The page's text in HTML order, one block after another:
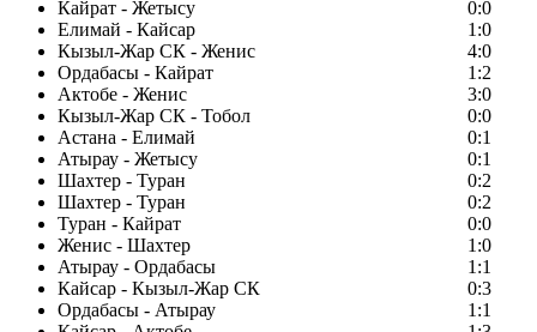
Кайрат - Жетысу
0:0
Елимай - Кайсар
1:0
Кызыл-Жар СК - Женис
4:0
Ордабасы - Кайрат
1:2
Актобе - Женис
3:0
Кызыл-Жар СК - Тобол
0:0
Астана - Елимай
0:1
Атырау - Жетысу
0:1
Шахтер - Туран
0:2
Шахтер - Туран
0:2
Туран - Кайрат
0:0
Женис - Шахтер
1:0
Атырау - Ордабасы
1:1
Кайсар - Кызыл-Жар СК
0:3
Ордабасы - Атырау
1:1